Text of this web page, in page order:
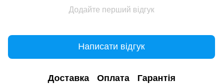
Додайте перший відгук
Написати відгук
Доставка Оплата Гарантія